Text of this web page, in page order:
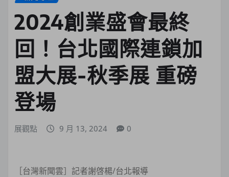
2024創業盛會最終
回！台北國際連鎖加
盟大展-秋季展 重磅
登場
展觀點 9 月 13, 2024 0
［台灣新聞雲］記者謝啓楊/台北報導